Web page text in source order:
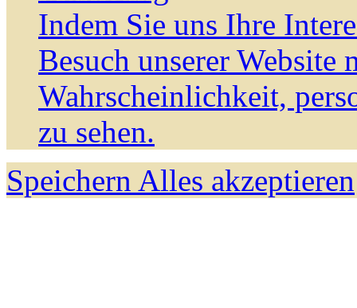
Indem Sie uns Ihre
Besuch unserer Website
Wahrscheinlichkeit,
zu sehen.
Speichern Alles akzeptieren